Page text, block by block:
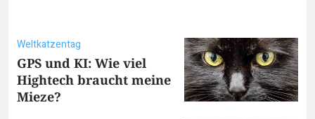
Weltkatzentag
GPS und KI: Wie viel
Hightech braucht meine
Mieze?